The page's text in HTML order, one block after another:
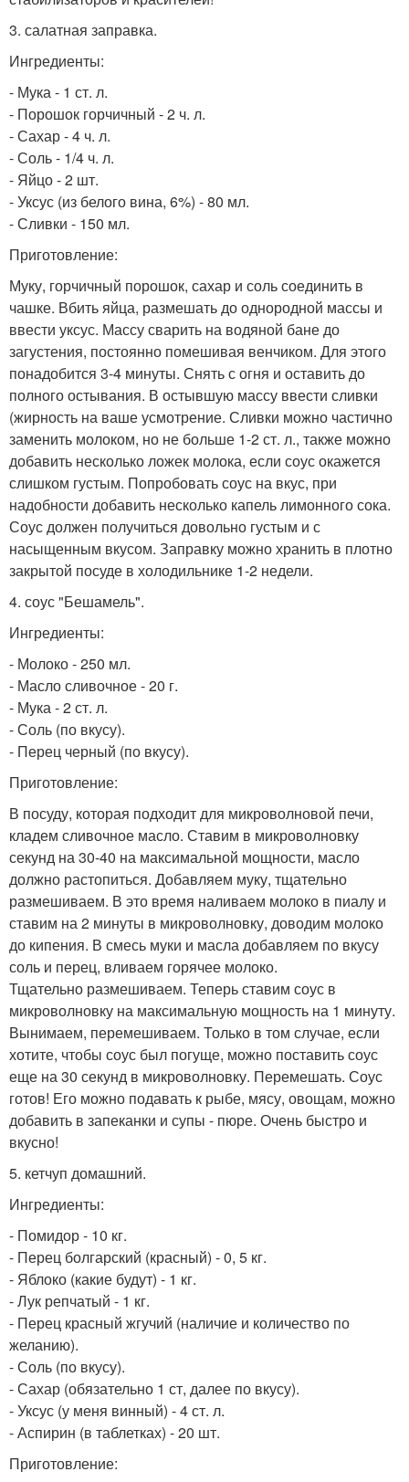
3. салатная заправка.
Ингредиенты:
- Мука - 1 ст. л.
- Порошок горчичный - 2 ч. л.
- Сахар - 4 ч. л.
- Соль - 1/4 ч. л.
- Яйцо - 2 шт.
- Уксус (из белого вина, 6%) - 80 мл.
- Сливки - 150 мл.
Приготовление:
Муку, горчичный порошок, сахар и соль соединить в
чашке. Вбить яйца, размешать до однородной массы и
ввести уксус. Массу сварить на водяной бане до
загустения, постоянно помешивая венчиком. Для этого
понадобится 3-4 минуты. Снять с огня и оставить до
полного остывания. В остывшую массу ввести сливки
(жирность на ваше усмотрение. Сливки можно частично
заменить молоком, но не больше 1-2 ст. л., также можно
добавить несколько ложек молока, если соус окажется
слишком густым. Попробовать соус на вкус, при
надобности добавить несколько капель лимонного сока.
Соус должен получиться довольно густым и с
насыщенным вкусом. Заправку можно хранить в плотно
закрытой посуде в холодильнике 1-2 недели.
4. соус "Бешамель".
Ингредиенты:
- Молоко - 250 мл.
- Масло сливочное - 20 г.
- Мука - 2 ст. л.
- Соль (по вкусу).
- Перец черный (по вкусу).
Приготовление:
В посуду, которая подходит для микроволновой печи,
кладем сливочное масло. Ставим в микроволновку
секунд на 30-40 на максимальной мощности, масло
должно растопиться. Добавляем муку, тщательно
размешиваем. В это время наливаем молоко в пиалу и
ставим на 2 минуты в микроволновку, доводим молоко
до кипения. В смесь муки и масла добавляем по вкусу
соль и перец, вливаем горячее молоко.
Тщательно размешиваем. Теперь ставим соус в
микроволновку на максимальную мощность на 1 минуту.
Вынимаем, перемешиваем. Только в том случае, если
хотите, чтобы соус был погуще, можно поставить соус
еще на 30 секунд в микроволновку. Перемешать. Соус
готов! Его можно подавать к рыбе, мясу, овощам, можно
добавить в запеканки и супы - пюре. Очень быстро и
вкусно!
5. кетчуп домашний.
Ингредиенты:
- Помидор - 10 кг.
- Перец болгарский (красный) - 0, 5 кг.
- Яблоко (какие будут) - 1 кг.
- Лук репчатый - 1 кг.
- Перец красный жгучий (наличие и количество по
желанию).
- Соль (по вкусу).
- Сахар (обязательно 1 ст, далее по вкусу).
- Уксус (у меня винный) - 4 ст. л.
- Аспирин (в таблетках) - 20 шт.
Приготовление: